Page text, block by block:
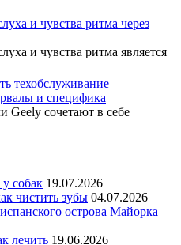
и чувства ритма через
и чувства ритма является
техобслуживание
и специфика
Geely сочетают в себе
собак 19.07.2026
чистить зубы 04.07.2026
острова Майорка
лечить 19.06.2026